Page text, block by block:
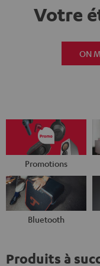
Votre
ON
Promotions
Bluetooth
Produits à